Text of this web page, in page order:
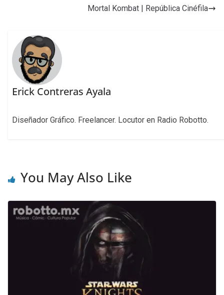
Mortal Kombat | República Cinéfila
Erick Contreras Ayala
Diseñador Gráfico. Freelancer. Locutor en Radio Robotto.
You May Also Like